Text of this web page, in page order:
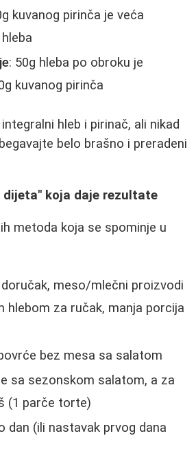
kuvanog pirinča je veća
: 50g hleba po obroku je
kuvanog pirinča
hleb i pirinač, ali nikad
belo brašno i preradeni
dijeta" koja daje rezultate
metoda koja se spominje u
meso/mlečni proizvodi
hlebom za ručak, manja porcija
bez mesa sa salatom
sa sezonskom salatom, a za
(1 parče torte)
dan (ili nastavak prvog dana